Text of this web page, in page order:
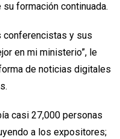
formación continuada.
conferencistas y sus
en mi ministerio”, le
de noticias digitales
casi 27,000 personas
a los expositores;